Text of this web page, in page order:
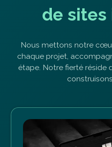
de sites
Nous mettons notre
chaque projet,
étape. Notre fierté réside